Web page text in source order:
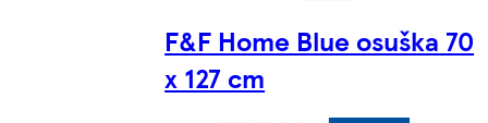
F&F Home Blue osuška 70
x 127 cm